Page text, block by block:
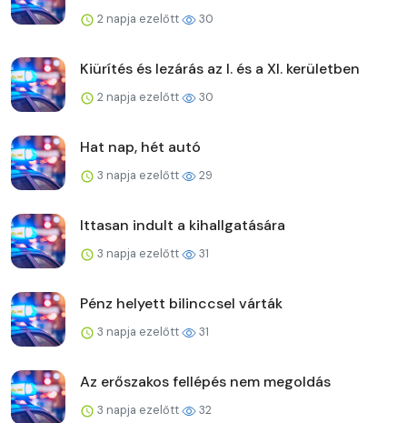
2 napja ezelőtt 30
Kiürítés és lezárás az I. és a XI. kerületben
2 napja ezelőtt 30
Hat nap, hét autó
3 napja ezelőtt 29
Ittasan indult a kihallgatására
3 napja ezelőtt 31
Pénz helyett bilinccsel várták
3 napja ezelőtt 31
Az erőszakos fellépés nem megoldás
3 napja ezelőtt 32